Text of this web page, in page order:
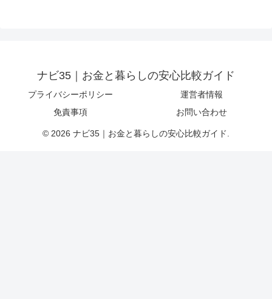
ナビ35｜お金と暮らしの安心比較ガイド
プライバシーポリシー
運営者情報
免責事項
お問い合わせ
© 2026 ナビ35｜お金と暮らしの安心比較ガイド.